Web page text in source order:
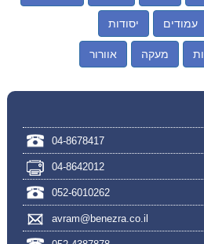
עמודים יסודות
מעקה אוורור
04-8678417
04-8642012
052-6010262
avram@benezra.co.il